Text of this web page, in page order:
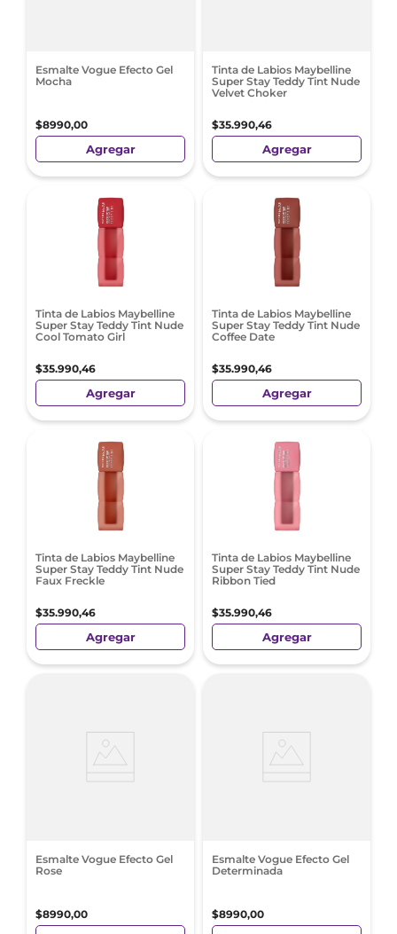
Esmalte Vogue Efecto Gel
Mocha
$8990,00
Agregar
Tinta de Labios Maybelline
Super Stay Teddy Tint Nude
Velvet Choker
$35.990,46
Agregar
Tinta de Labios Maybelline
Super Stay Teddy Tint Nude
Cool Tomato Girl
$35.990,46
Agregar
Tinta de Labios Maybelline
Super Stay Teddy Tint Nude
Coffee Date
$35.990,46
Agregar
Tinta de Labios Maybelline
Super Stay Teddy Tint Nude
Faux Freckle
$35.990,46
Agregar
Tinta de Labios Maybelline
Super Stay Teddy Tint Nude
Ribbon Tied
$35.990,46
Agregar
Esmalte Vogue Efecto Gel
Rose
$8990,00
Esmalte Vogue Efecto Gel
Determinada
$8990,00